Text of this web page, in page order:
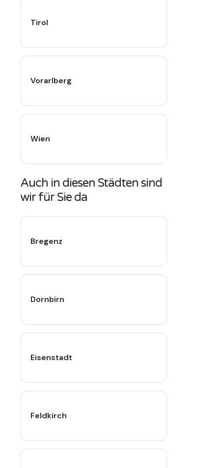
Tirol
Vorarlberg
Wien
Auch in diesen Städten sind
wir für Sie da
Bregenz
Dornbirn
Eisenstadt
Feldkirch